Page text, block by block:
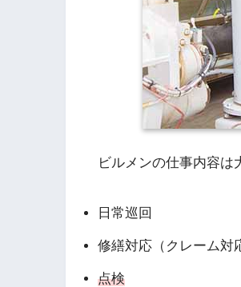
ビルメンの仕事内容は
日常巡回
修繕対応（クレーム対
点検